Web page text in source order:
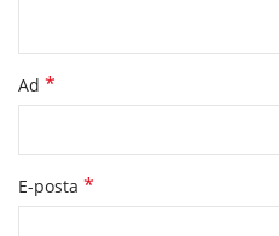
Ad *
E-posta *